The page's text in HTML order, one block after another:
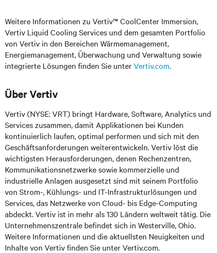
Weitere Informationen zu Vertiv™ CoolCenter Immersion,
Vertiv Liquid Cooling Services und dem gesamten Portfolio
von Vertiv in den Bereichen Wärmemanagement,
Energiemanagement, Überwachung und Verwaltung sowie
integrierte Lösungen finden Sie unterVertiv.com.
Über Vertiv
Vertiv (NYSE: VRT) bringt Hardware, Software, Analytics und
Services zusammen, damit Applikationen bei Kunden
kontinuierlich laufen, optimal performen und sich mit den
Geschäftsanforderungen weiterentwickeln. Vertiv löst die
wichtigsten Herausforderungen, denen Rechenzentren,
Kommunikationsnetzwerke sowie kommerzielle und
industrielle Anlagen ausgesetzt sind mit seinem Portfolio
von Strom-, Kühlungs- und IT-Infrastrukturlösungen und
Services, das Netzwerke von Cloud- bis Edge-Computing
abdeckt. Vertiv ist in mehr als 130 Ländern weltweit tätig. Die
Unternehmenszentrale befindet sich in Westerville, Ohio.
Weitere Informationen und die aktuellsten Neuigkeiten und
Inhalte von Vertiv finden Sie unter Vertiv.com.